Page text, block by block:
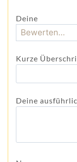
Deine
Kurze
Deine